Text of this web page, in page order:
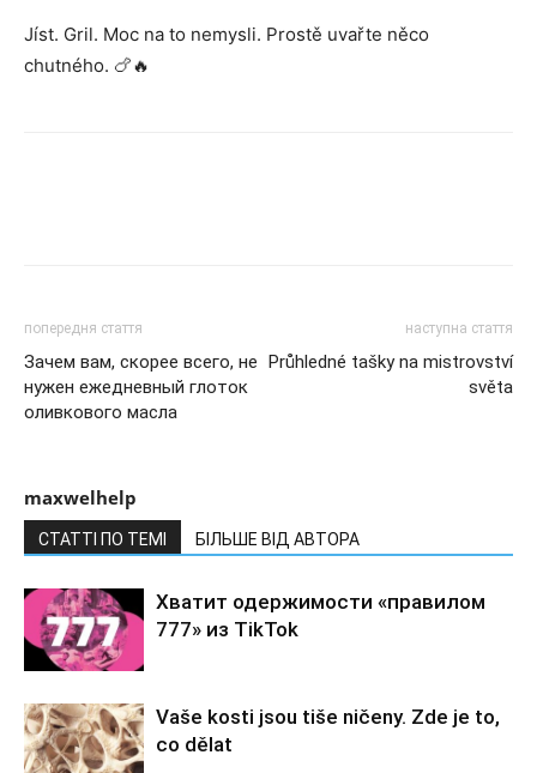
Jíst. Gril. Moc na to nemysli. Prostě uvařte něco
chutného. 🍗🔥
попередня стаття
Зачем вам, скорее всего, не
нужен ежедневный глоток
оливкового масла
наступна стаття
Průhledné tašky na mistrovství
světa
maxwelhelp
СТАТТІ ПО ТЕМІ БІЛЬШЕ ВІД АВТОРА
Хватит одержимости «правилом
777» из TikTok
Vaše kosti jsou tiše ničeny. Zde je to,
co dělat